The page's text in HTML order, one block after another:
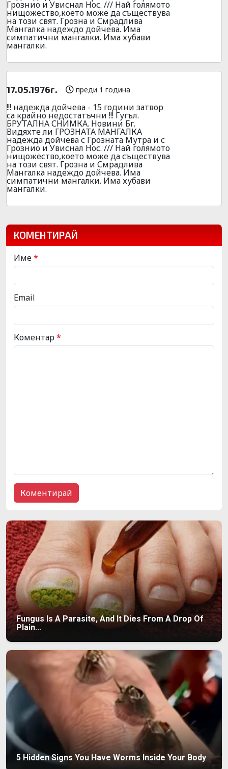
Грознио и Увиснал Нос. /// Най голямото
нищожество,което може да съществува
на този свят. Грозна и Смрадлива
Мангалка надеждо дойчева. Има
симпатични мангалки. Има хубави
мангалки.
17.05.1976г. преди 1 година
!!! надежда дойчева - 15 години затвор
са крайно недостатъчни !!! Гугъл.
БРУТАЛНА СНИМКА. Новини Бг.
Видяхте ли ГРОЗНАТА МАНГАЛКА
надежда дойчева с Грозната Мутра и с
Грознио и Увиснал Нос. /// Най голямото
нищожество,което може да съществува
на този свят. Грозна и Смрадлива
Мангалка надеждо дойчева. Има
симпатични мангалки. Има хубави
мангалки.
КОМЕНТИРАЙ
Име*
Email
Коментар*
Fungus Is A Parasite, And It Dies From A Drop Of
Plain...
5 Hidden Signs You Have Worms Inside Your Body